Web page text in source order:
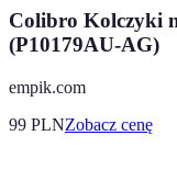
Colibro Kolczyki
(P10179AU-AG)
empik.com
99 PLNZobacz cenę